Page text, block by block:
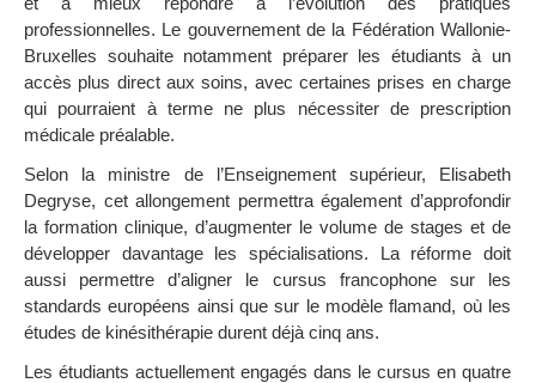
et à mieux répondre à l’évolution des pratiques
professionnelles. Le gouvernement de la Fédération Wallonie-
Bruxelles souhaite notamment préparer les étudiants à un
accès plus direct aux soins, avec certaines prises en charge
qui pourraient à terme ne plus nécessiter de prescription
médicale préalable.
Selon la ministre de l’Enseignement supérieur, Elisabeth
Degryse, cet allongement permettra également d’approfondir
la formation clinique, d’augmenter le volume de stages et de
développer davantage les spécialisations. La réforme doit
aussi permettre d’aligner le cursus francophone sur les
standards européens ainsi que sur le modèle flamand, où les
études de kinésithérapie durent déjà cinq ans.
Les étudiants actuellement engagés dans le cursus en quatre